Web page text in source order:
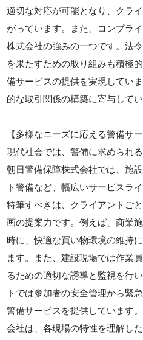
適切な対応が可能となり、クラ
がっています。また、コンプラ
株式会社の強みの一つです。法
を果たすための取り組みも積極
備サービスの提供を実現してい
的な取引関係の構築に寄与してい
【多様なニーズに応える警備サ
現代社会では、警備に求められ
朝日警備保障株式会社では、施
ト警備など、幅広いサービスラ
特筆すべきは、クライアントご
画の提案力です。例えば、商業
時に、快適な買い物環境の維持
ます。また、建設現場では作業
るための適切な誘導と監視を行
トでは参加者の安全管理から緊
警備サービスを提供しています
会社は、各現場の特性を理解し